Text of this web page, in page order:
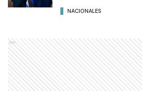
NACIONALES
Ads